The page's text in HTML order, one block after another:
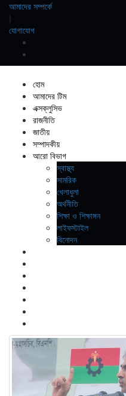
আমাদের সম্পর্কে
|
যোগাযোগ
হোম
আমাদের টিম
এক্সক্লুসিভ
রাজনীতি
জাতীয়
সম্পাদকীয়
আরো বিভাগ
স্বাস্থ্য
সামরিক
খেলাধুলা
অর্থনীতি
শিক্ষা ও শিক্ষাঙ্গন
লাইফস্টাইল
বিনোদন